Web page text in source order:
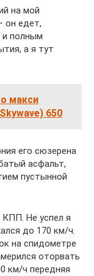
на мой
он едет,
и полным
а я тут
макси
650
его сюзерена
асфальт,
пустынной
Не успел я
до 170 км/ч.
на спидометре
оторвать
км/ч передняя